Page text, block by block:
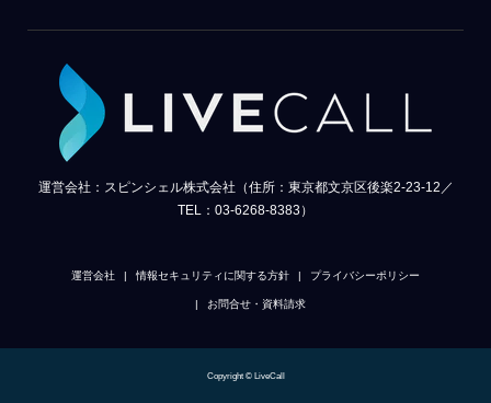
運営会社：スピンシェル株式会社（住所：東京都文京区後楽2-23-12／
TEL：03-6268-8383）
運営会社 情報セキュリティに関する方針 プライバシーポリシー
お問合せ・資料請求
Copyright © LiveCall